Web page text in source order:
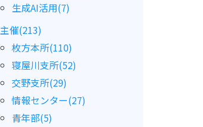
生成AI活用(7)
主催(213)
枚方本所(110)
寝屋川支所(52)
交野支所(29)
情報センター(27)
青年部(5)